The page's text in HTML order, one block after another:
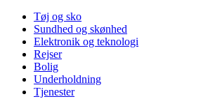
Tøj og sko
Sundhed og skønhed
Elektronik og teknologi
Rejser
Bolig
Underholdning
Tjenester